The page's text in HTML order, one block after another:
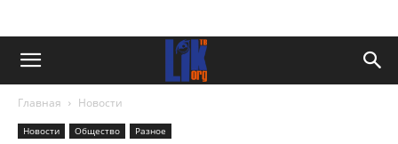
Главная Новости
Новости Общество Разное